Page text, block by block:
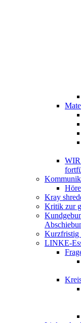
WIR
Kray
Kritik zur
Kurzfristig
LINKE-